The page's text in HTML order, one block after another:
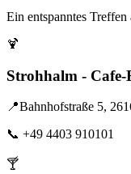
Ein entspanntes
🍹
Strohhalm -
📍Bahnhofstraße 5,
📞 +49 4403 910101
🍸